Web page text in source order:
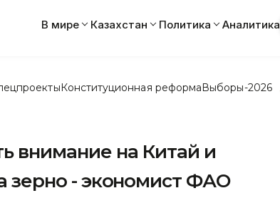
В мире Казахстан Политика Аналитика
Конституционная реформаВыборы-2026
внимание на Китай и
зерно - экономист ФАО